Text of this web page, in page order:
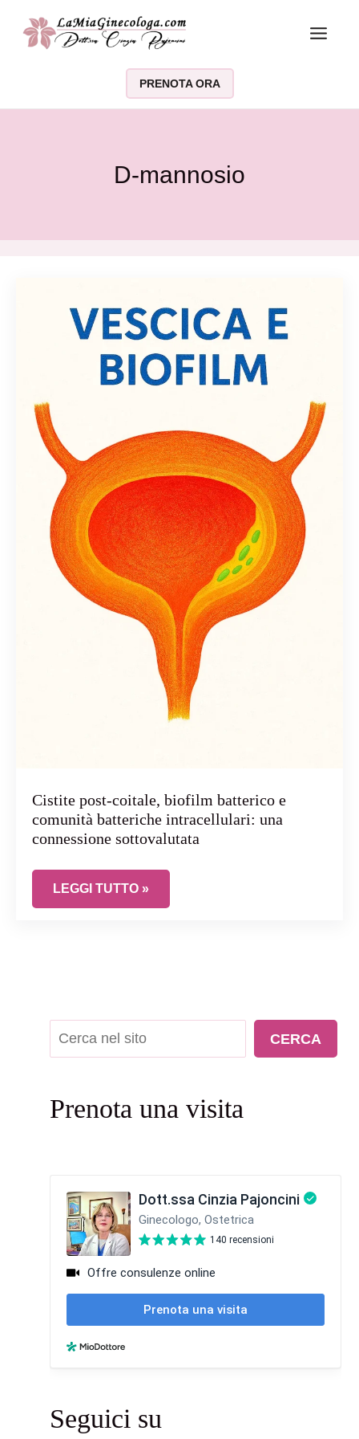
PRENOTA ORA
D-mannosio
Cistite post-coitale, biofilm batterico e
comunità batteriche intracellulari: una
connessione sottovalutata
CISTITE POST-COITALE, BIOFILM BATTERICO
LEGGI TUTTO »
Cerca CERCA
Prenota una visita
Seguici su